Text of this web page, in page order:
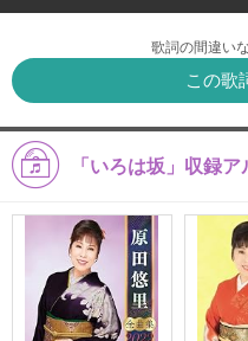
歌詞の間違い
この歌
「いろは坂」収録ア